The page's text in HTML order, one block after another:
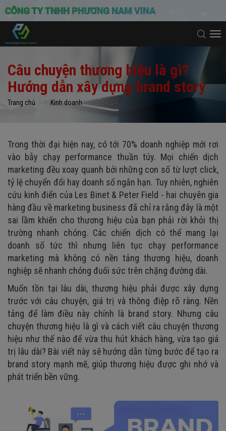
Câu chuyện thương hiệu là gì?
Hướng dẫn xây dựng brand story
Trang chủ Kinh doanh
Trong thời đại hiện nay, có tới 70% doanh nghiệp mới rơi
vào bẫy chạy performance thuần túy. Mọi chiến dịch
marketing đều xoay quanh bởi những con số từ lượt click,
tỷ lệ chuyển đổi hay doanh số ngắn hạn. Tuy nhiên, nghiên
cứu kinh điển của Les Binet & Peter Field - hai chuyên gia
hàng đầu về marketing business đã chỉ ra rằng đây là một
sai lầm khiến cho thương hiệu của bạn phải rời khỏi thị
trường nhanh chóng. Các chiến dịch có thể mang lại
doanh số tức thì nhưng liên tục chạy performance
marketing mà không có nền tảng thương hiệu, doanh
nghiệp sẽ nhanh chóng đuối sức trên chặng đường dài.
Muốn tồn tại lâu dài, thương hiệu phải được xây dựng
trước với câu chuyện, giá trị và thông điệp rõ ràng. Nền
tảng để làm điều này chính là brand story. Nhưng câu
chuyện thương hiệu là gì và cách viết câu chuyện thương
hiệu như thế nào để vừa thu hút khách hàng, vừa tạo giá
trị lâu dài? Bài viết này sẽ hướng dẫn từng bước để tạo ra
brand story mạnh mẽ, giúp thương hiệu được ghi nhớ và
phát triển bền vững.